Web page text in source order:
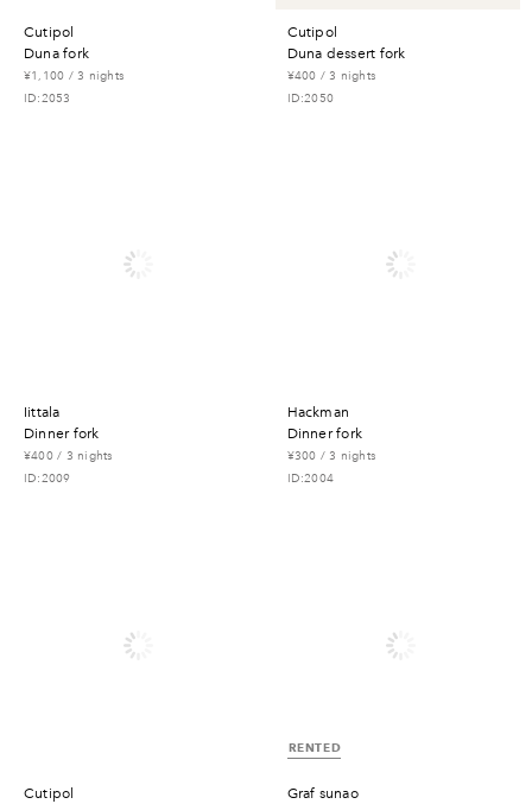
cutipol
duna fork
¥1,100 / 3 nights
ID:2053
cutipol
duna dessert fork
¥400 / 3 nights
ID:2050
iittala
dinner fork
¥400 / 3 nights
ID:2009
hackman
dinner fork
¥300 / 3 nights
ID:2004
cutipol
RENTED
graf sunao